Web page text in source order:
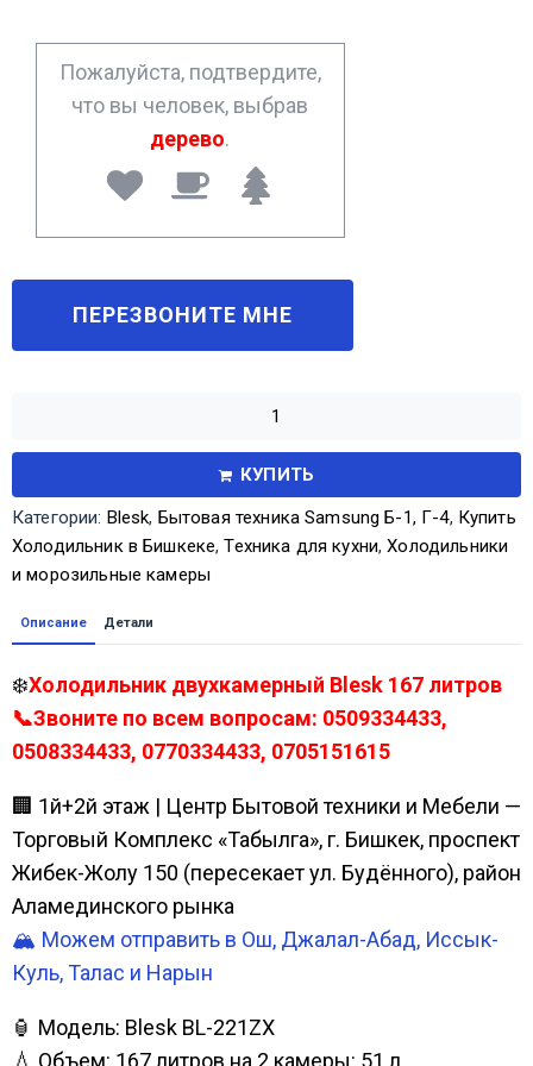
*
Пожалуйста, подтвердите,
что вы человек, выбрав
дерево.
КУПИТЬ
Категории: Blesk, Бытовая техника Samsung Б-1, Г-4, Купить
Холодильник в Бишкеке,Техника для кухни,Холодильники
и морозильные камеры
Описание Детали
❄️Холодильник двухкамерный Blesk 167 литров
📞Звоните по всем вопросам: 0509334433,
0508334433, 0770334433, 0705151615
🏢 1й+2й этаж | Центр Бытовой техники и Мебели —
Торговый Комплекс «Табылга», г. Бишкек, проспект
Жибек-Жолу 150 (пересекает ул. Будённого), район
Аламединского рынка
🏔️ Можем отправить в Ош, Джалал-Абад, Иссык-
Куль, Талас и Нарын
🏮 Модель: Blesk BL-221ZX
💧 Объем: 167 литров на 2 камеры: 51 л.